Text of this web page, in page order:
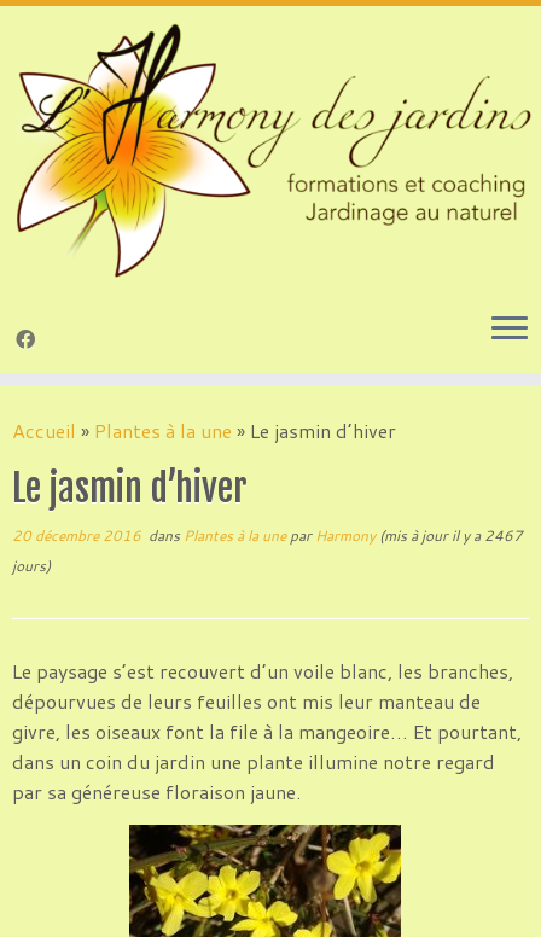
auAccueil » Plantes à la une » Le jasmin d’hiver
Le jasmin d’hiver
20 décembre 2016 dans Plantes à la uneparHarmony(mis à jour il y a 2467
jours)
Le paysage s’est recouvert d’un voile blanc, les branches,
dépourvues de leurs feuilles ont mis leur manteau de
givre, les oiseaux font la file à la mangeoire… Et pourtant,
dans un coin du jardin une plante illumine notre regard
par sa généreuse floraison jaune.